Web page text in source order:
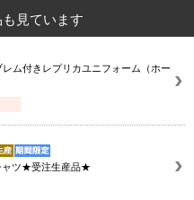
見ています
ム付きレプリカユニフォーム（ホー
ャツ★受注生産品★